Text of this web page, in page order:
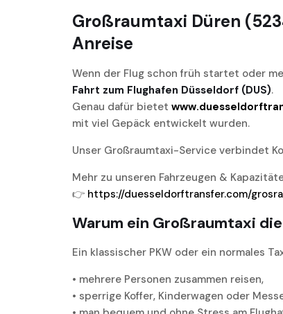
Großraumtaxi Düren
Anreise
Wenn der Flug schon früh startet oder
Fahrt zum Flughafen Düsseldorf (DUS).
Genau dafür bietet
mit viel Gepäck entwickelt wurden.
Unser Großraumtaxi-Service verbindet
Mehr zu unseren Fahrzeugen &
👉 https://duesseldorftransfer.com/
Warum ein Großraumtaxi
Ein klassischer PKW oder ein normales
• mehrere Personen zusammen reisen,
• sperrige Koffer, Kinderwagen oder